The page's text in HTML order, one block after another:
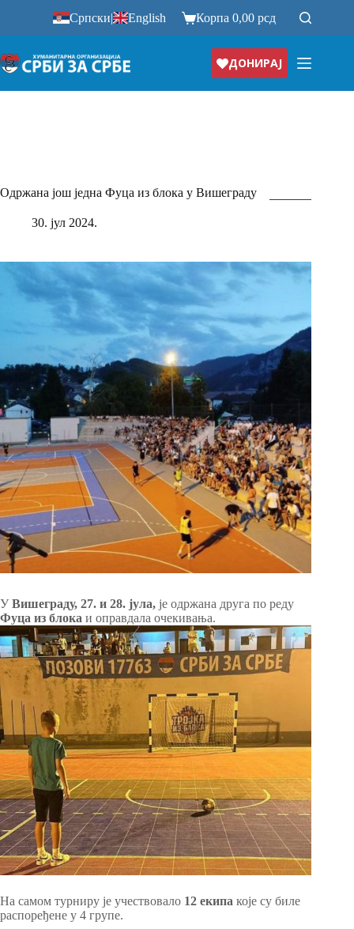
Српски| English Корпа0,00рсд
ДОНИРАЈ
Одржана још једна Фуца из блока у Вишеграду
30. јул 2024.
УВишеграду, 27. и 28. јула, је одржана друга по реду
Фуца из блока и оправдала очекивања.
На самом турниру је учествовало 12 екипа које су биле
распоређене у 4 групе.